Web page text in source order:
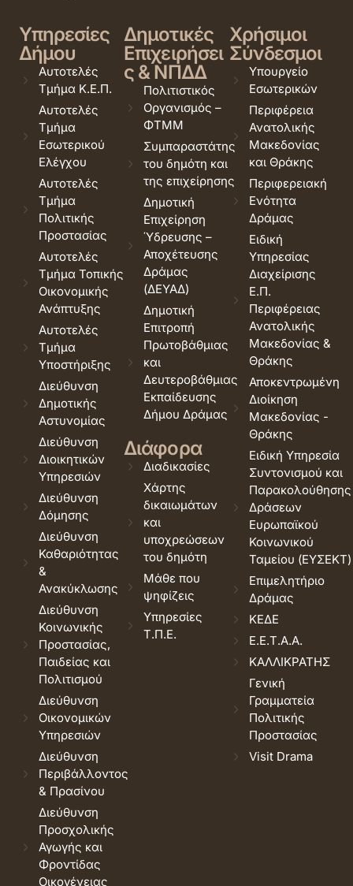
Υπηρεσίες
Δήμου
Αυτοτελές
Τμήμα Κ.Ε.Π.
Αυτοτελές
Τμήμα
Εσωτερικού
Ελέγχου
Αυτοτελές
Τμήμα
Πολιτικής
Προστασίας
Αυτοτελές
Τμήμα Τοπικής
Οικονομικής
Ανάπτυξης
Αυτοτελές
Τμήμα
Υποστήριξης
Διεύθυνση
Δημοτικής
Αστυνομίας
Διεύθυνση
Διοικητικών
Υπηρεσιών
Διεύθυνση
Δόμησης
Διεύθυνση
Καθαριότητας
&
Ανακύκλωσης
Διεύθυνση
Κοινωνικής
Προστασίας,
Παιδείας και
Πολιτισμού
Διεύθυνση
Οικονομικών
Υπηρεσιών
Διεύθυνση
Περιβάλλοντος
& Πρασίνου
Διεύθυνση
Προσχολικής
Αγωγής και
Φροντίδας
Οικογένειας
Δημοτικές
Επιχειρήσει
ς & ΝΠΔΔ
Πολιτιστικός
Οργανισμός –
ΦΤΜΜ
Συμπαραστάτης
του δημότη και
της επιχείρησης
Δημοτική
Επιχείρηση
Ύδρευσης –
Αποχέτευσης
Δράμας
(ΔΕΥΑΔ)
Δημοτική
Επιτροπή
Πρωτοβάθμιας
και
Δευτεροβάθμιας
Εκπαίδευσης
Δήμου Δράμας
Διάφορα
Διαδικασίες
Χάρτης
δικαιωμάτων
και
υποχρεώσεων
του δημότη
Μάθε που
ψηφίζεις
Υπηρεσίες
Τ.Π.Ε.
Χρήσιμοι
Σύνδεσμοι
Υπουργείο
Εσωτερικών
Περιφέρεια
Ανατολικής
Μακεδονίας
και Θράκης
Περιφερειακή
Ενότητα
Δράμας
Ειδική
Υπηρεσίας
Διαχείρισης
Ε.Π.
Περιφέρειας
Ανατολικής
Μακεδονίας &
Θράκης
Αποκεντρωμένη
Διοίκηση
Μακεδονίας -
Θράκης
Ειδική Υπηρεσία
Συντονισμού και
Παρακολούθησης
Δράσεων
Ευρωπαϊκού
Κοινωνικού
Ταμείου (ΕΥΣΕΚΤ)
Επιμελητήριο
Δράμας
ΚΕΔΕ
Ε.Ε.Τ.Α.Α.
ΚΑΛΛΙΚΡΑΤΗΣ
Γενική
Γραμματεία
Πολιτικής
Προστασίας
Visit Drama